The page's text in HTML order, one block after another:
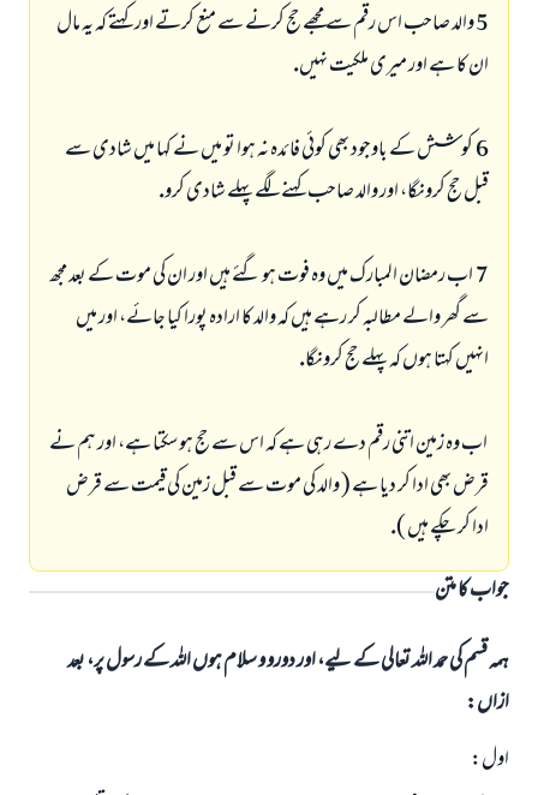
5ـ والد صاحب اس رقم سے مجھے حج كرنے سے منع كرتے اور كہتے كہ يہ مال
ان كا ہے اور ميرى ملكيت نہيں.
6 ـ كوشش كے باوجود بھى كوئى فائدہ نہ ہوا تو ميں نے كہا ميں شادى سے
قبل حج كرونگا، اور والد صاحب كہنے لگے پہلے شادى كرو.
7 ـ اب رمضان المبارك ميں وہ فوت ہو گئے ہيں اور ان كى موت كے بعد مجھ
سے گھر والے مطالبہ كر رہے ہيں كہ والد كا ارادہ پورا كيا جائے، اور ميں
انہيں كہتا ہوں كہ پہلے حج كرونگا.
ـ اب وہ زمين اتنى رقم دے رہى ہے كہ اس سے حج ہو سكتا ہے، اور ہم نے
قرض بھى ادا كر ديا ہے ( والد كى موت سے قبل زمين كى قيمت سے قرض
ادا كر چكے ہيں ).
جواب کا متن
ہمہ قسم کی حمد اللہ تعالی کے لیے، اور دورو و سلام ہوں اللہ کے رسول پر، بعد
ازاں:
اول: